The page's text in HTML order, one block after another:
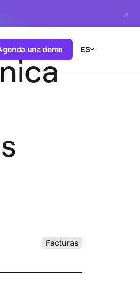
una demo ES
Facturas